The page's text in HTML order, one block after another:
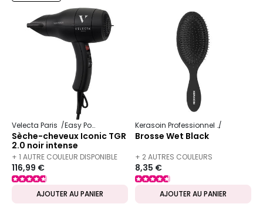
Velecta Paris Easy Power
Sèche-cheveux Iconic TGR
2.0 noir intense
+ 1 AUTRE COULEUR DISPONIBLE
116,99 €
AJOUTER AU PANIER
Kerasoin Professionnel
Brosse Wet Black
+ 2 AUTRES COULEURS
DISPONIBLES
8,35 €
AJOUTER AU PANIER